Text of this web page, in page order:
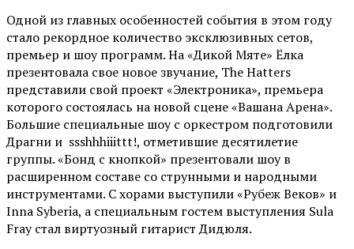
Одной из главных особенностей события в этом году
стало рекордное количество эксклюзивных сетов,
премьер и шоу программ. На «Дикой Мяте» Ёлка
презентовала свое новое звучание, The Hatters
представили свой проект «Электроника», премьера
которого состоялась на новой сцене «Вашана Арена».
Большие специальные шоу с оркестром подготовили
Драгни и ssshhhiiittt!, отметившие десятилетие
группы. «Бонд с кнопкой» презентовали шоу в
расширенном составе со струнными и народными
инструментами. С хорами выступили «Рубеж Веков» и
Inna Syberia, а специальным гостем выступления Sula
Fray стал виртуозный гитарист Дидюля.